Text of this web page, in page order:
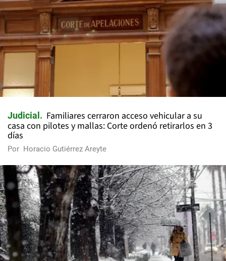
Judicial
Familiares cerraron acceso vehicular a su
casa con pilotes y mallas: Corte ordenó retirarlos en 3
días
Por Horacio Gutiérrez Areyte